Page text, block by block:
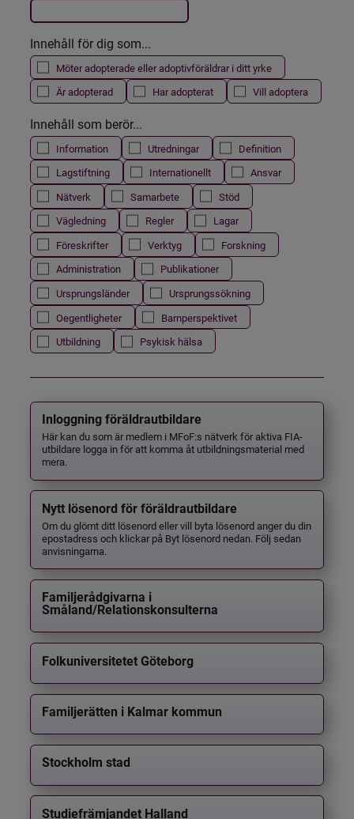
Innehåll för dig som...
Möter adopterade eller adoptivföräldrar i ditt yrke
Är adopterad
Har adopterat Vill adoptera
Innehåll som berör...
Information Utredningar
Definition
Lagstiftning
Internationellt
Ansvar
Nätverk
Samarbete
Stöd
Vägledning
Regler
Lagar
Föreskrifter
Verktyg
Forskning
Administration
Publikationer
Ursprungsländer
Ursprungssökning
Oegentligheter
Barnperspektivet
Utbildning
Psykisk hälsa
Inloggning föräldrautbildare
Här kan du som är medlem i MFoF:s nätverk för aktiva FIA-
utbildare logga in för att komma åt utbildningsmaterial med
mera.
Nytt lösenord för föräldrautbildare
Om du glömt ditt lösenord eller vill byta lösenord anger du din
epostadress och klickar på Byt lösenord nedan. Följ sedan
anvisningarna.
Familjerådgivarna i
Småland/Relationskonsulterna
Folkuniversitetet Göteborg
Familjerätten i Kalmar kommun
Stockholm stad
Studiefrämjandet Halland